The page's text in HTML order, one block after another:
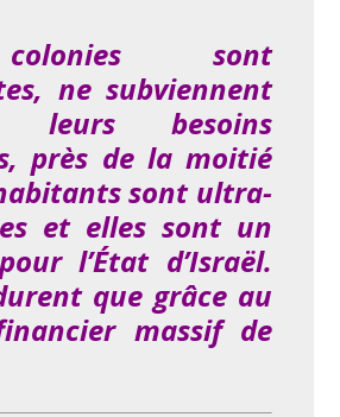
sont
ne subviennent
besoins
près de la moitié
sont ultra-
et elles sont un
l’État d’Israël.
que grâce au
massif de